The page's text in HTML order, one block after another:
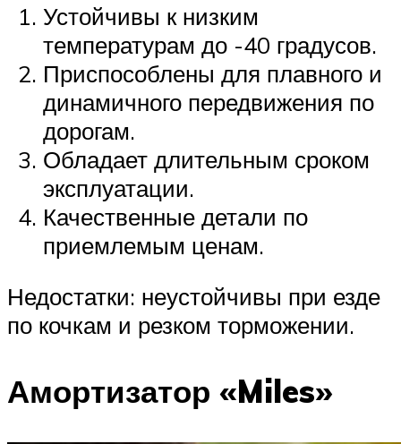
Устойчивы к низким
температурам до -40 градусов.
Приспособлены для плавного и
динамичного передвижения по
дорогам.
Обладает длительным сроком
эксплуатации.
Качественные детали по
приемлемым ценам.
Недостатки: неустойчивы при езде
по кочкам и резком торможении.
Амортизатор «Miles»